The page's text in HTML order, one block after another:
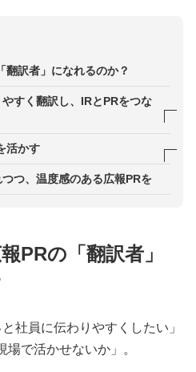
翻訳者」になれるのか？
すく翻訳し、IRとPRをつな
ッセージの活用
示資料・プレスリリースの共通
グの下書き
示情報を社内向けにまとめ直す
活かす
者にしかできないこと
つ、温度感のある広報PRを
PRの「翻訳者」
社員に伝わりやすくしたい」
場で活かせないか」。